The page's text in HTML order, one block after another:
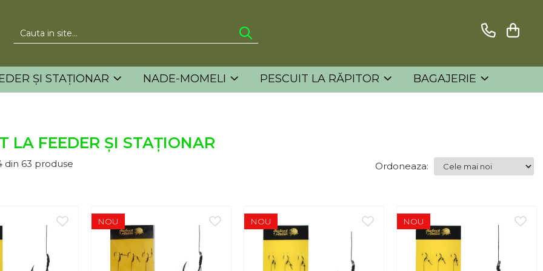
ȘI STAȚIONAR NADE-MOMELI PESCUIT LA RĂPITOR BAGAJERIE
LA FEEDER ȘI STAȚIONAR
din 63 produse Ordoneaza:
NOU NOU NOU